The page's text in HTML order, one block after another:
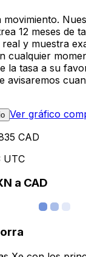
movimiento.
12 meses de
y muestra
cualquier
la tasa a su
avisaremos
Ver gráfico
CAD
UTC
a CAD